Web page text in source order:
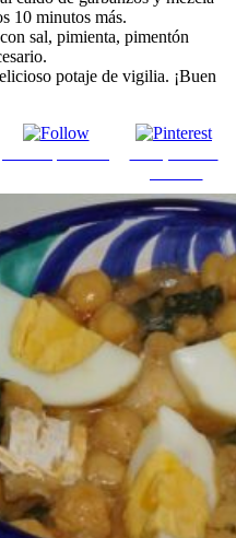
10 minutos más.
sal, pimienta, pimentón
potaje de vigilia. ¡Buen